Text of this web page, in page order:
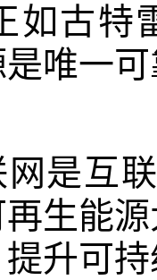
如古特
唯一
是互
生能
升可